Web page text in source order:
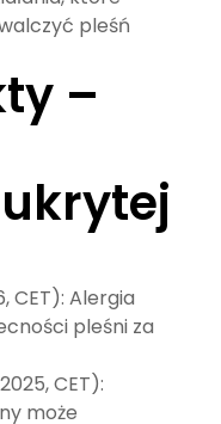
pleśń
–
CET): Alergia
pleśni za
CET):
może